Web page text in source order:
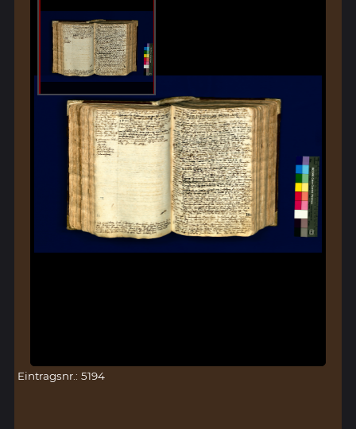
Eintragsnr.: 5194